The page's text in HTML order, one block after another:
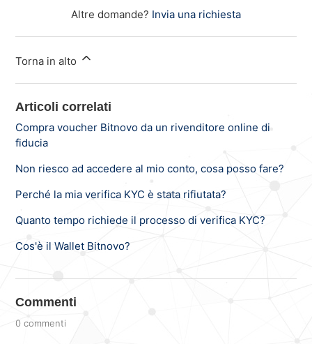
Altre domande? Invia una richiesta
Torna in alto
Articoli correlati
Compra voucher Bitnovo da un rivenditore online di
fiducia
Non riesco ad accedere al mio conto, cosa posso fare?
Perché la mia verifica KYC è stata rifiutata?
Quanto tempo richiede il processo di verifica KYC?
Cos'è il Wallet Bitnovo?
Commenti
0 commenti